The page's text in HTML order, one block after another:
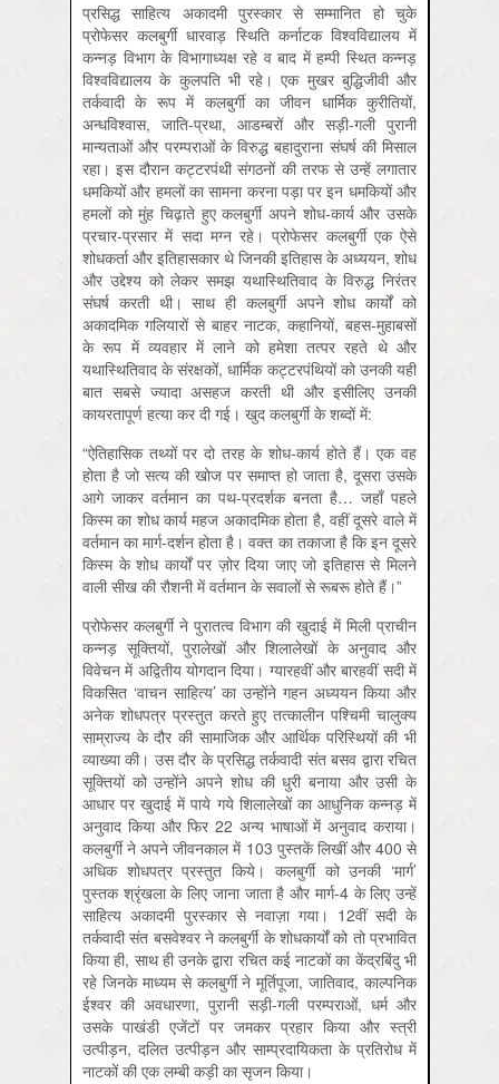
प्रसिद्ध साहित्य अकादमी पुरस्कार से सम्मानित हो चुके
प्रोफेसर कलबुर्गी धारवाड़ स्थिति कर्नाटक विश्वविद्यालय में
कन्नड़ विभाग के विभागाध्यक्ष रहे व बाद में हम्पी स्थित कन्नड़
विश्वविद्यालय के कुलपति भी रहे। एक मुखर बुद्धिजीवी और
तर्कवादी के रूप में कलबुर्गी का जीवन धार्मिक कुरीतियों,
अन्धविश्वास, जाति-प्रथा, आडम्बरों और सड़ी-गली पुरानी
मान्यताओं और परम्पराओं के विरुद्ध बहादुराना संघर्ष की मिसाल
रहा। इस दौरान कट्टरपंथी संगठनों की तरफ से उन्हें लगातार
धमकियों और हमलों का सामना करना पड़ा पर इन धमकियों और
हमलों को मुंह चिढ़ाते हुए कलबुर्गी अपने शोध-कार्य और उसके
प्रचार-प्रसार में सदा मग्न रहे। प्रोफेसर कलबुर्गी एक ऐसे
शोधकर्ता और इतिहासकार थे जिनकी इतिहास के अध्ययन, शोध
और उद्देश्य को लेकर समझ यथास्थितिवाद के विरुद्ध निरंतर
संघर्ष करती थी। साथ ही कलबुर्गी अपने शोध कार्यों को
अकादमिक गलियारों से बाहर नाटक, कहानियों, बहस-मुहाबसों
के रूप में व्यवहार में लाने को हमेशा तत्पर रहते थे और
यथास्थितिवाद के संरक्षकों, धार्मिक कट्टरपंथियों को उनकी यही
बात सबसे ज्यादा असहज करती थी और इसीलिए उनकी
कायरतापूर्ण हत्या कर दी गई। खुद कलबुर्गी के शब्दों में:
“ऐतिहासिक तथ्यों पर दो तरह के शोध-कार्य होते हैं। एक वह
होता है जो सत्य की खोज पर समाप्त हो जाता है, दूसरा उसके
आगे जाकर वर्तमान का पथ-प्रदर्शक बनता है… जहाँ पहले
किस्म का शोध कार्य महज अकादमिक होता है, वहीं दूसरे वाले में
वर्तमान का मार्ग-दर्शन होता है। वक्त का तकाजा है कि इन दूसरे
किस्म के शोध कार्यों पर ज़ोर दिया जाए जो इतिहास से मिलने
वाली सीख की रौशनी में वर्तमान के सवालों से रूबरू होते हैं।”
प्रोफेसर कलबुर्गी ने पुरातत्व विभाग की खुदाई में मिली प्राचीन
कन्नड़ सूक्तियों, पुरालेखों और शिलालेखों के अनुवाद और
विवेचन में अद्वितीय योगदान दिया। ग्यारहवीं और बारहवीं सदी में
विकसित ‘वाचन साहित्य’ का उन्होंने गहन अध्ययन किया और
अनेक शोधपत्र प्रस्तुत करते हुए तत्कालीन पश्चिमी चालुक्य
साम्राज्य के दौर की सामाजिक और आर्थिक परिस्थियों की भी
व्याख्या की। उस दौर के प्रसिद्ध तर्कवादी संत बसव द्वारा रचित
सूक्तियों को उन्होंने अपने शोध की धुरी बनाया और उसी के
आधार पर खुदाई में पाये गये शिलालेखों का आधुनिक कन्नड़ में
अनुवाद किया और फिर 22 अन्य भाषाओं में अनुवाद कराया।
कलबुर्गी ने अपने जीवनकाल में 103 पुस्तकें लिखीं और 400 से
अधिक शोधपत्र प्रस्तुत किये। कलबुर्गी को उनकी ‘मार्ग’
पुस्तक श्रृंखला के लिए जाना जाता है और मार्ग-4 के लिए उन्हें
साहित्य अकादमी पुरस्कार से नवाज़ा गया। 12वीं सदी के
तर्कवादी संत बसवेश्वर ने कलबुर्गी के शोधकार्यों को तो प्रभावित
किया ही, साथ ही उनके द्वारा रचित कई नाटकों का केंद्रबिंदु भी
रहे जिनके माध्यम से कलबुर्गी ने मूर्तिपूजा, जातिवाद, काल्पनिक
ईश्वर की अवधारणा, पुरानी सड़ी-गली परम्पराओं, धर्म और
उसके पाखंडी एजेंटों पर जमकर प्रहार किया और स्त्री
उत्पीड़न, दलित उत्पीड़न और साम्प्रदायिकता के प्रतिरोध में
नाटकों की एक लम्बी कड़ी का सृजन किया।